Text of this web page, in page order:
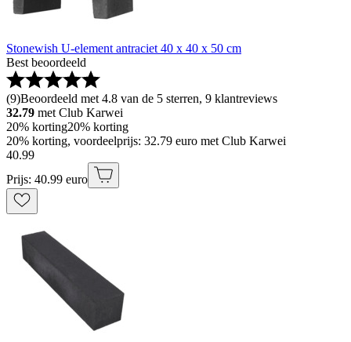
Stonewish U-element antraciet 40 x 40 x 50 cm
Best beoordeeld
(9)Beoordeeld met 4.8 van de 5 sterren, 9 klantreviews
32.79 met Club Karwei
20% korting20% korting
20% korting, voordeelprijs: 32.79 euro met Club Karwei
40.99
Prijs: 40.99 euro